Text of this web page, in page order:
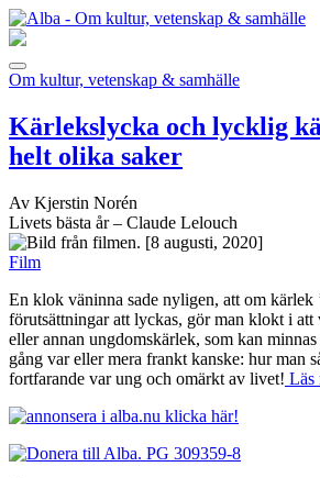
Om kultur, vetenskap & samhälle
Kärlekslycka och lycklig
helt olika saker
Av Kjerstin Norén
Livets bästa år – Claude Lelouch
[8 augusti, 2020]
Film
En klok väninna sade nyligen, att om kärlek
förutsättningar att lyckas, gör man klokt i
eller annan ungdomskärlek, som kan
gång var eller mera frankt kanske: hur man
fortfarande var ung och omärkt av livet! Läs